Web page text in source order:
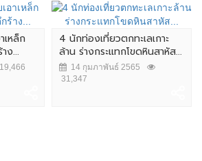
เหล็ก
ง...
19,466
4 นักท่องเที่ยวตกทะเลเกาะ
ล้าน ร่างกระแทกโขดหินสาหัส...
14 กุมภาพันธ์ 2565
31,347